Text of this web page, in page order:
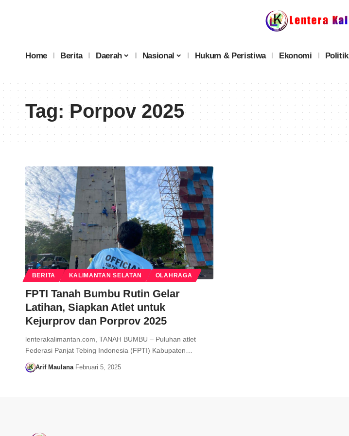
Home Berita Daerah Nasional Hukum & Peristiwa Ekonomi Politik
Tag:Porpov 2025
BERITA KALIMANTAN SELATAN OLAHRAGA
FPTI Tanah Bumbu Rutin Gelar
Latihan, Siapkan Atlet untuk
Kejurprov dan Porprov 2025
lenterakalimantan.com, TANAH BUMBU – Puluhan atlet
Federasi Panjat Tebing Indonesia (FPTI) Kabupaten…
Arif Maulana Februari 5, 2025